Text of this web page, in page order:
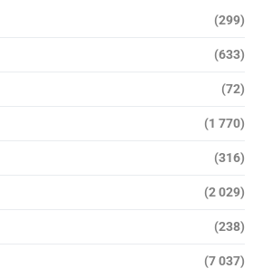
(299)
(633)
(72)
(1 770)
(316)
(2 029)
(238)
(7 037)